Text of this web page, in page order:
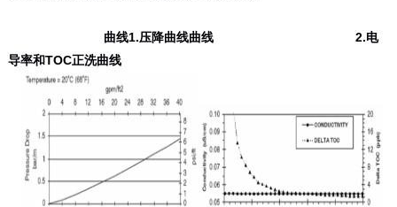
曲线1.压降曲线曲线 2.电
导率和TOC正洗曲线